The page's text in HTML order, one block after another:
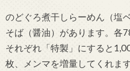
のどぐろ煮干しらーめん（塩
そば（醤油）があります。各
それぞれ「特製」にすると
枚、メンマを増量してくれます